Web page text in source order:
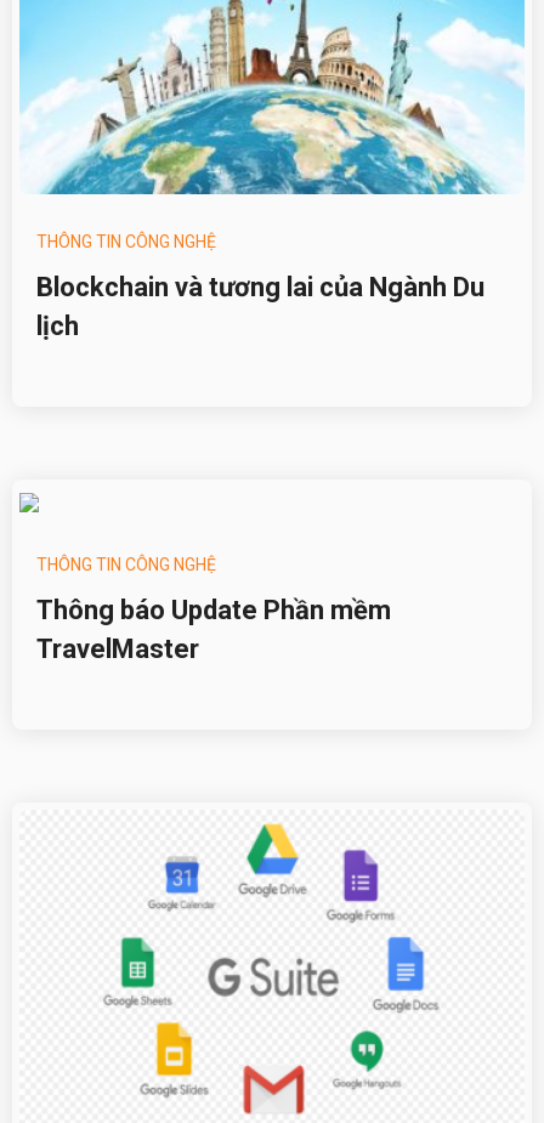
THÔNG TIN CÔNG NGHỆ
Blockchain và tương lai của Ngành Du
lịch
THÔNG TIN CÔNG NGHỆ
Thông báo Update Phần mềm
TravelMaster